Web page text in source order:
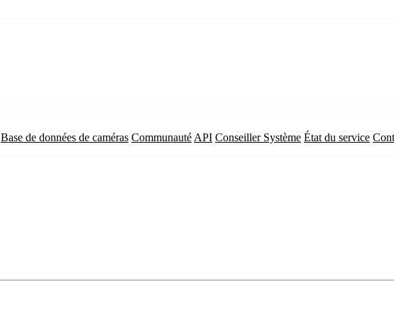
Base de données de caméras Communauté API Conseiller Système État du service